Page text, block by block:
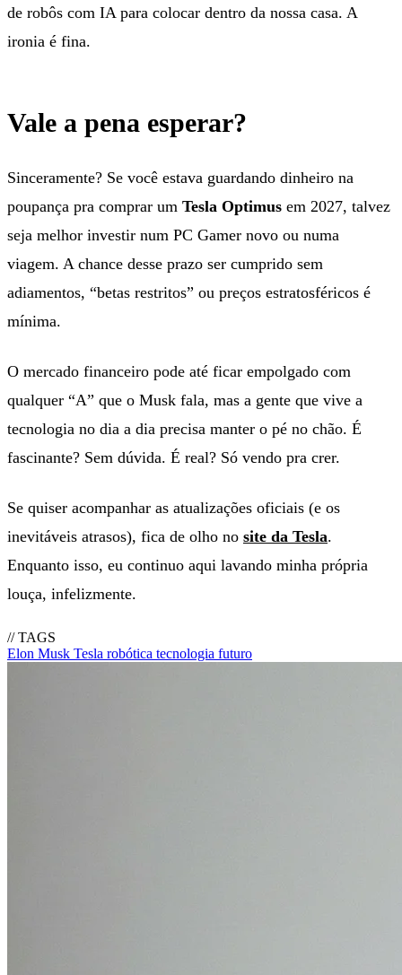
de robôs com IA para colocar dentro da nossa casa. A
ironia é fina.
Vale a pena esperar?
Sinceramente? Se você estava guardando dinheiro na
poupança pra comprar um Tesla Optimus em 2027, talvez
seja melhor investir num PC Gamer novo ou numa
viagem. A chance desse prazo ser cumprido sem
adiamentos, “betas restritos” ou preços estratosféricos é
mínima.
O mercado financeiro pode até ficar empolgado com
qualquer “A” que o Musk fala, mas a gente que vive a
tecnologia no dia a dia precisa manter o pé no chão. É
fascinante? Sem dúvida. É real? Só vendo pra crer.
Se quiser acompanhar as atualizações oficiais (e os
inevitáveis atrasos), fica de olho no site da Tesla.
Enquanto isso, eu continuo aqui lavando minha própria
louça, infelizmente.
// TAGS
Elon Musk Tesla robótica tecnologia futuro